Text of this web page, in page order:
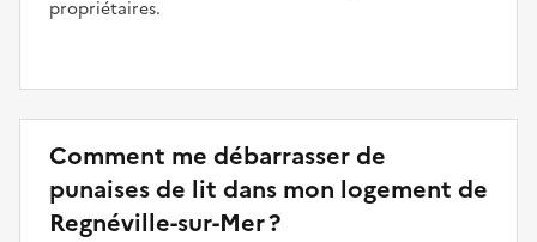
propriétaires.
Comment me débarrasser de
punaises de lit dans mon logement de
Regnéville-sur-Mer ?